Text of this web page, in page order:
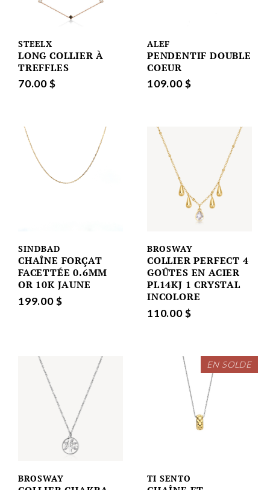
STEELX
LONG COLLIER À
TREFFLES
70.00 $
ALEF
PENDENTIF DOUBLE
COEUR
109.00 $
SINDBAD
CHAÎNE FORÇAT
FACETTÉE 0.6MM
OR 10K JAUNE
199.00 $
BROSWAY
COLLIER PERFECT 4
GOÛTES EN ACIER
PL14KJ 1 CRYSTAL
INCOLORE
110.00 $
BROSWAY
EN SOLDE
TI SENTO